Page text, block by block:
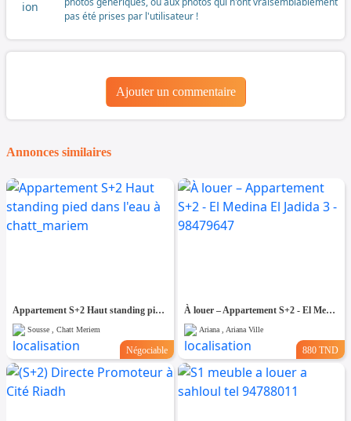
pas été prises par l'utilisateur !
Ajouter un commentaire
Annonces similaires
Appartement S+2 Haut standing pied dans l'eau à chatt_mariem
Sousse , Chatt Meriem
Négociable
À louer – Appartement S+2 - El Medina El Jadida 3 - 98479647
Ariana , Ariana Ville
880 TND